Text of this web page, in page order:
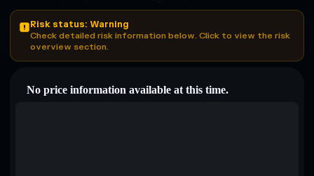
Risk status: Warning
Check detailed risk information below. Click to view the risk
overview section.
No price information available at this time.